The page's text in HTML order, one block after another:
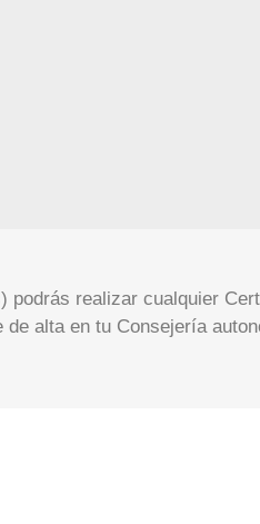
realizar cualquier
alta en tu Consejería